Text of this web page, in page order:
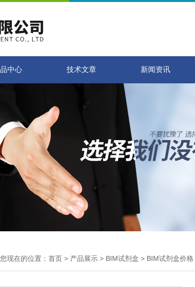
中心 技术文章 新闻资讯
您现在的位置： 首页 > 产品展示 > BIM试剂盒 > BIM试剂盒价格